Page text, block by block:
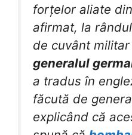
forțelor aliate
afirmat, la
de cuvânt militar
generalul
a tradus în
făcută de
explicând că